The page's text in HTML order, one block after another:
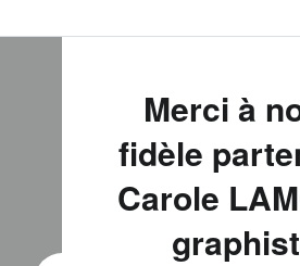
Merci à
fidèle
Carole